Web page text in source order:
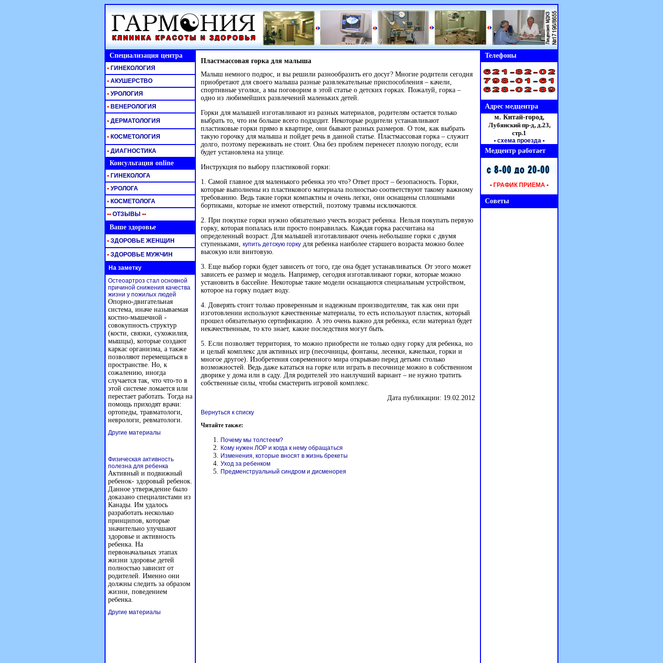
Специализация центра Пластмассовая горка для малыша
Малыш немного подрос, и вы решили разнообразить его досуг? Многие родители сегодня
приобретают для своего малыша разные развлекательные приспособления – качели,
спортивные уголки, а мы поговорим в этой статье о детских горках. Пожалуй, горка –
одно из любимейших развлечений маленьких детей.
Горки для малышей изготавливают из разных материалов, родителям остается только
выбрать то, что им больше всего подходит. Некоторые родители устанавливают
пластиковые горки прямо в квартире, они бывают разных размеров. О том, как выбрать
такую горочку для малыша и пойдет речь в данной статье. Пластмассовая горка – служит
долго, поэтому переживать не стоит. Она без проблем перенесет плохую погоду, если
будет установлена на улице.
Инструкция по выбору пластиковой горки:
1. Самой главное для маленького ребенка это что? Ответ прост – безопасность. Горки,
которые выполнены из пластикового материала полностью соответствуют такому важному
требованию. Ведь такие горки компактны и очень легки, они оснащены сплошными
бортиками, которые не имеют отверстий, поэтому травмы исключаются.
2. При покупке горки нужно обязательно учесть возраст ребенка. Нельзя покупать первую
горку, которая попалась или просто понравилась. Каждая горка рассчитана на
определенный возраст. Для малышей изготавливают очень небольшие горки с двумя
ступеньками, купить детскую горку для ребенка наиболее старшего возраста можно более
высокую или винтовую.
3. Еще выбор горки будет зависеть от того, где она будет устанавливаться. От этого может
зависеть ее размер и модель. Например, сегодня изготавливают горки, которые можно
установить в бассейне. Некоторые такие модели оснащаются специальным устройством,
которое на горку подает воду.
4. Доверять стоит только проверенным и надежным производителям, так как они при
изготовлении используют качественные материалы, то есть используют пластик, который
прошел обязательную сертификацию. А это очень важно для ребенка, если материал будет
некачественным, то кто знает, какие последствия могут быть.
5. Если позволяет территория, то можно приобрести не только одну горку для ребенка, но
и целый комплекс для активных игр (песочницы, фонтаны, лесенки, качельки, горки и
многое другое). Изобретения современного мира открываю перед детьми столько
возможностей. Ведь даже кататься на горке или играть в песочнице можно в собственном
дворике у дома или в саду. Для родителей это наилучший вариант – не нужно тратить
собственные силы, чтобы смастерить игровой комплекс.
Дата публикации: 19.02.2012
Вернуться к списку
Читайте также:
Почему мы толстеем?
Кому нужен ЛОР и когда к нему обращаться
Изменения, которые вносят в жизнь брекеты
Уход за ребенком
Предменструальный синдром и дисменорея
Телефоны
• ГИНЕКОЛОГИЯ
• АКУШЕРСТВО
• УРОЛОГИЯ
• ВЕНЕРОЛОГИЯ Адрес медцентра
• ДЕРМАТОЛОГИЯ
м. Китай-город,
Лубянский пр-д, д.23,
стр.1
• схема проезда •
• КОСМЕТОЛОГИЯ
• ДИАГНОСТИКА
Медцентр работает
Консультация online
• ГРАФИК ПРИЕМА •
• ГИНЕКОЛОГА
• УРОЛОГА
• КОСМЕТОЛОГА Советы
•• ОТЗЫВЫ ••
Ваше здоровье
• ЗДОРОВЬЕ ЖЕНЩИН
• ЗДОРОВЬЕ МУЖЧИН
На заметку
Остеоартроз стал основной
причиной снижения качества
жизни у пожилых людей
Опорно-двигательная
система, иначе называемая
костно-мышечной -
совокупность структур
(кости, связки, сухожилия,
мышцы), которые создают
каркас организма, а также
позволяют перемещаться в
пространстве. Но, к
сожалению, иногда
случается так, что что-то в
этой системе ломается или
перестает работать. Тогда на
помощь приходят врачи:
ортопеды, травматологи,
неврологи, ревматологи.
Другие материалы
Физическая активность
полезна для ребенка
Активный и подвижный
ребенок- здоровый ребенок.
Данное утверждение было
доказано специалистами из
Канады. Им удалось
разработать несколько
принципов, которые
значительно улучшают
здоровье и активность
ребенка. На
первоначальных этапах
жизни здоровье детей
полностью зависит от
родителей. Именно они
должны следить за образом
жизни, поведением
ребенка.
Другие материалы